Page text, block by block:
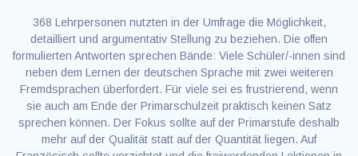
368 Lehrpersonen nutzten in der Umfrage die Möglichkeit,
detailliert und argumentativ Stellung zu beziehen. Die offen
formulierten Antworten sprechen Bände: Viele Schüler/-innen sind
neben dem Lernen der deutschen Sprache mit zwei weiteren
Fremdsprachen überfordert. Für viele sei es frustrierend, wenn
sie auch am Ende der Primarschulzeit praktisch keinen Satz
sprechen können. Der Fokus sollte auf der Primarstufe deshalb
mehr auf der Qualität statt auf der Quantität liegen. Auf